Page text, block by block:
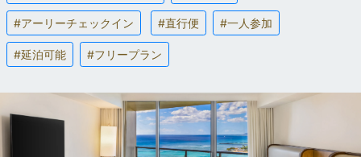
#アーリーチェックイン #直行便 #一人参加
#延泊可能 #フリープラン